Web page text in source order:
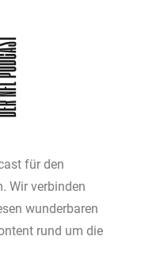
für den
Wir verbinden
wunderbaren
rund um die